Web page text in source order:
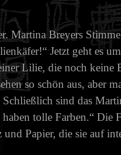
Martina Breyers
Jetzt geht es
Lilie, die noch keine
so schön aus, aber
sind das
tolle Farben.“ Die
Papier, die sie auf